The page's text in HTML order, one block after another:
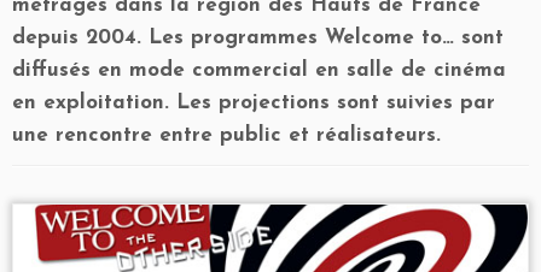
métrages dans la région des Hauts de France
depuis 2004. Les programmes Welcome to… sont
diffusés en mode commercial en salle de cinéma
en exploitation. Les projections sont suivies par
une rencontre entre public et réalisateurs.